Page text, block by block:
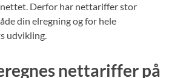
Derfor har nettariffer stor
din elregning og for hele
udvikling.
nettariffer på